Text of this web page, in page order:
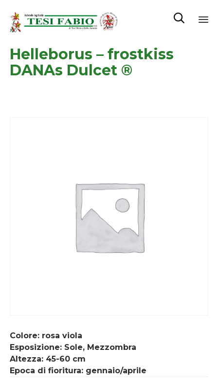

Helleborus – frostkiss
DANAs Dulcet ®
Colore: rosa viola
Esposizione: Sole, Mezzombra
Altezza: 45-60 cm
Epoca di fioritura: gennaio/aprile